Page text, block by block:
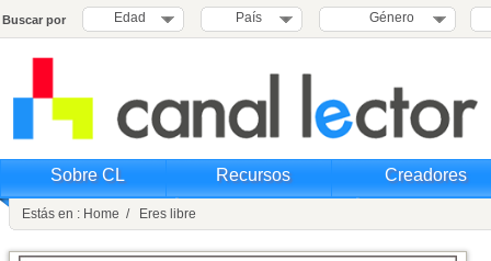
Buscar por Edad País Género
Sobre CL Recursos Creadores
Estás en : Home / Eres libre